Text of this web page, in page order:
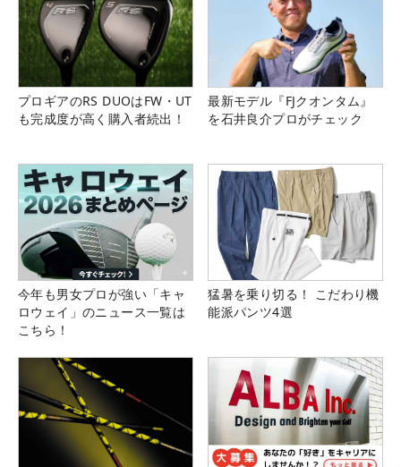
プロギアのRS DUOはFW・UT
も完成度が高く購入者続出！
最新モデル『FJクオンタム』
を石井良介プロがチェック
今年も男女プロが強い「キャ
ロウェイ」のニュース一覧は
こちら！
猛暑を乗り切る！ こだわり機
能派パンツ4選